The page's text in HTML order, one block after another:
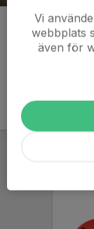
Kommentarer
Vi
webbplats
även för